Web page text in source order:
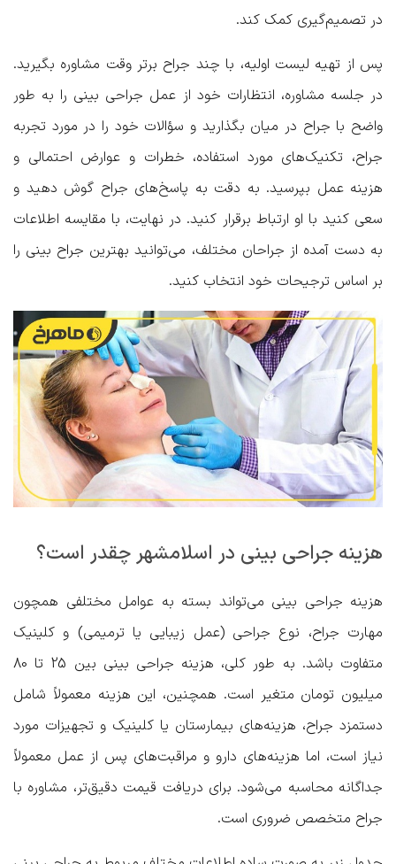
در تصمیم‌گیری کمک کند.
پس از تهیه لیست اولیه، با چند جراح برتر وقت مشاوره بگیرید.
در جلسه مشاوره، انتظارات خود از عمل جراحی بینی را به طور
واضح با جراح در میان بگذارید و سؤالات خود را در مورد تجربه
جراح، تکنیک‌های مورد استفاده، خطرات و عوارض احتمالی و
هزینه عمل بپرسید. به دقت به پاسخ‌های جراح گوش دهید و
سعی کنید با او ارتباط برقرار کنید. در نهایت، با مقایسه اطلاعات
به دست آمده از جراحان مختلف، می‌توانید بهترین جراح بینی را
بر اساس ترجیحات خود انتخاب کنید.
هزینه جراحی بینی در اسلامشهر چقدر است؟
هزینه جراحی بینی می‌تواند بسته به عوامل مختلفی همچون
مهارت جراح، نوع جراحی (عمل زیبایی یا ترمیمی) و کلینیک
متفاوت باشد. به طور کلی، هزینه جراحی بینی بین 25 تا 80
میلیون تومان متغیر است. همچنین، این هزینه معمولاً شامل
دستمزد جراح، هزینه‌های بیمارستان یا کلینیک و تجهیزات مورد
نیاز است، اما هزینه‌های دارو و مراقبت‌های پس از عمل معمولاً
جداگانه محاسبه می‌شود. برای دریافت قیمت دقیق‌تر، مشاوره با
جراح متخصص ضروری است.